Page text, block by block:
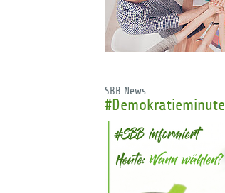
SBB News
#Demokratieminute